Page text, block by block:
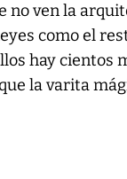
no ven la
como el
hay cientos
la varita